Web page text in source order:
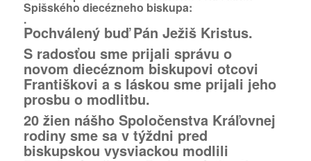
Spišského diecézneho biskupa:
.
Pochválený buď Pán Ježiš Kristus.
S radosťou sme prijali správu o
novom diecéznom biskupovi otcovi
Františkovi a s láskou sme prijali jeho
prosbu o modlitbu.
20 žien nášho Spoločenstva Kráľovnej
rodiny sme sa v týždni pred
biskupskou vysviackou modlili